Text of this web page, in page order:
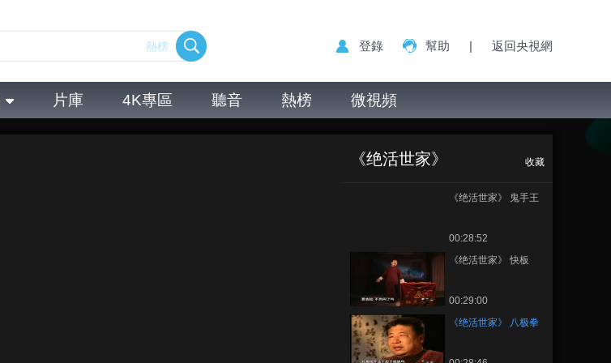
熱榜 登錄 幫助 | 返回央視網
片庫 4K專區 聽音 熱榜 微視頻
《绝活世家》 收藏
《绝活世家》 鬼手王
00:28:52
《绝活世家》 快板
00:29:00
《绝活世家》 八极拳